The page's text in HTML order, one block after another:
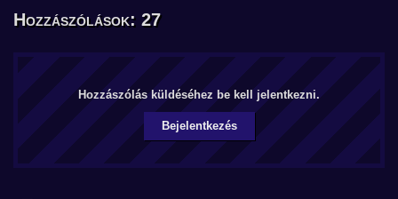
Hozzászólások: 27
Hozzászólás küldéséhez be kell jelentkezni.
Bejelentkezés